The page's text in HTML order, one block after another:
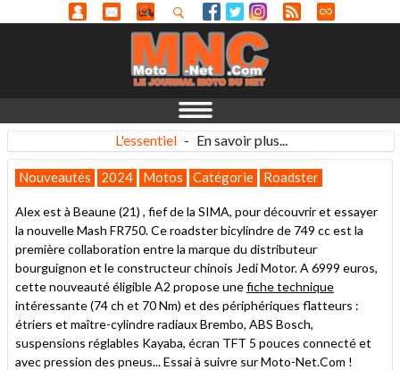
L'essentiel - En savoir plus...
Nouveautés 2024 Motos Catégorie Roadster
Alex est à Beaune (21) , fief de la SIMA, pour découvrir et essayer
la nouvelle Mash FR750. Ce roadster bicylindre de 749 cc est la
première collaboration entre la marque du distributeur
bourguignon et le constructeur chinois Jedi Motor. A 6999 euros,
cette nouveauté éligible A2 propose unefiche technique
intéressante (74 ch et 70 Nm) et des périphériques flatteurs :
étriers et maître-cylindre radiaux Brembo, ABS Bosch,
suspensions réglables Kayaba, écran TFT 5 pouces connecté et
avec pression des pneus... Essai à suivre sur Moto-Net.Com !